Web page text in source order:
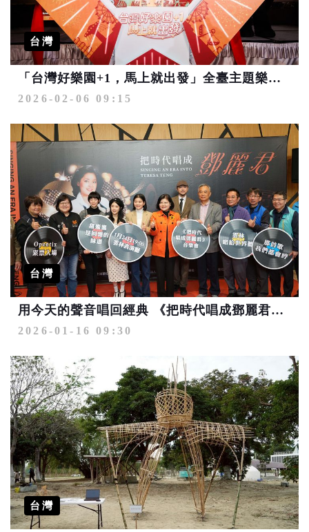
台灣
「台灣好樂園+1，馬上就出發」全臺主題樂園聯手出擊 快揪團重溫感動同創新回憶
2026-02-06 09:15
台灣
用今天的聲音唱回經典 《把時代唱成鄧麗君》音樂會1/24雲林登場
2026-01-16 09:30
台灣